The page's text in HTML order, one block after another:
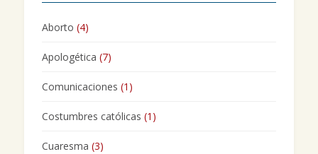
Aborto (4)
Apologética (7)
Comunicaciones (1)
Costumbres católicas (1)
Cuaresma (3)